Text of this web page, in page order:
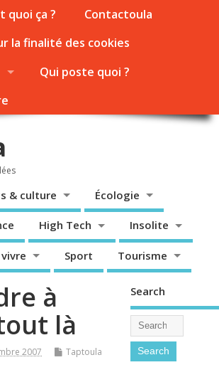
quoi ça ?
Contactoula
la finalité des cookies
Qui poste quoi ?
& culture Écologie
High Tech Insolite
Sport Tourisme
à
là
2007
Taptoula
Search